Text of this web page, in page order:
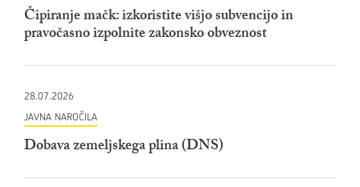
Čipiranje mačk: izkoristite višjo subvencijo in
pravočasno izpolnite zakonsko obveznost
28.07.2026
JAVNA NAROČILA
Dobava zemeljskega plina (DNS)